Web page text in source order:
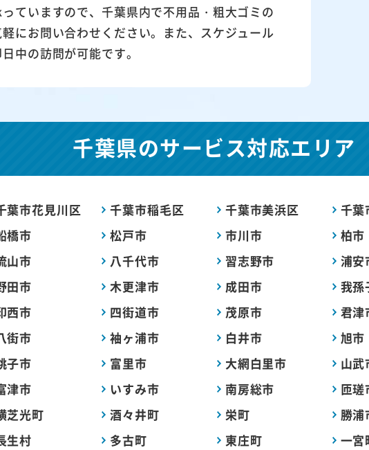
ていますので、千葉県内で不用品・粗大ゴミの
にお問い合わせください。また、スケジュール
中の訪問が可能です。
千葉県のサービス対応エリア
葉市花見川区 千葉市稲毛区 千葉市美浜区
千葉
橋市 松戸市 市川市
柏市
山市 八千代市 習志野市
浦安
田市 木更津市 成田市
我孫
西市 四街道市 茂原市
君津
街市 袖ヶ浦市 白井市
旭市
子市 富里市 大網白里市
山武
津市 いすみ市 南房総市
匝瑳
芝光町 酒々井町 栄町
勝浦
生村 多古町 東庄町 一宮